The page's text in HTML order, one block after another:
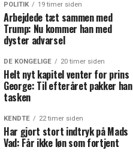
POLITIK 19 timer siden
Arbejdede tæt sammen med
Trump: Nu kommer han med
dyster advarsel
DE KONGELIGE 20 timer siden
Helt nyt kapitel venter for prins
George: Til efteråret pakker han
tasken
KENDTE 22 timer siden
Har gjort stort indtryk på Mads
Vad: Får ikke løn som fortjent